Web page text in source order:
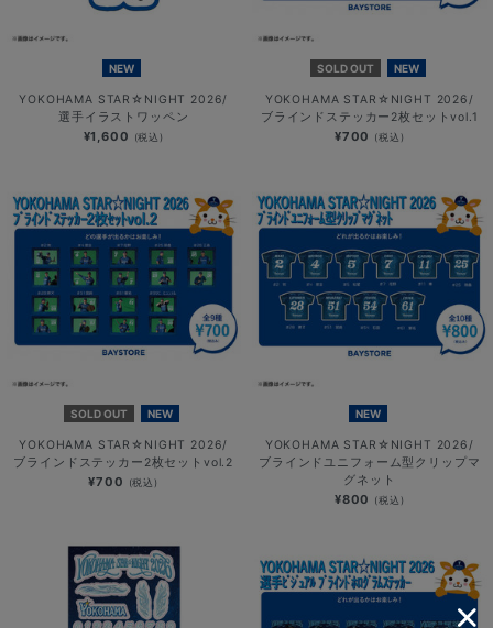
NEW
YOKOHAMA STAR☆NIGHT 2026/
選手イラストワッペン
¥1,600 (税込)
SOLD OUT NEW
YOKOHAMA STAR☆NIGHT 2026/
ブラインドステッカー2枚セットvol.1
¥700 (税込)
SOLD OUT NEW
YOKOHAMA STAR☆NIGHT 2026/
ブラインドステッカー2枚セットvol.2
¥700 (税込)
NEW
YOKOHAMA STAR☆NIGHT 2026/
ブラインドユニフォーム型クリップマ
グネット
¥800 (税込)